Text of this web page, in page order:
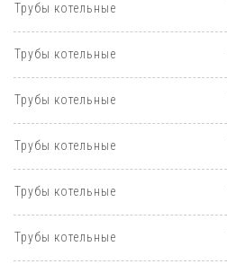
Трубы котельные
Трубы котельные
Трубы котельные
Трубы котельные
Трубы котельные
Трубы котельные